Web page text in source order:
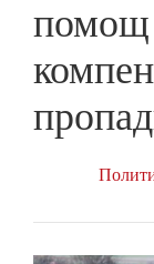
помощ